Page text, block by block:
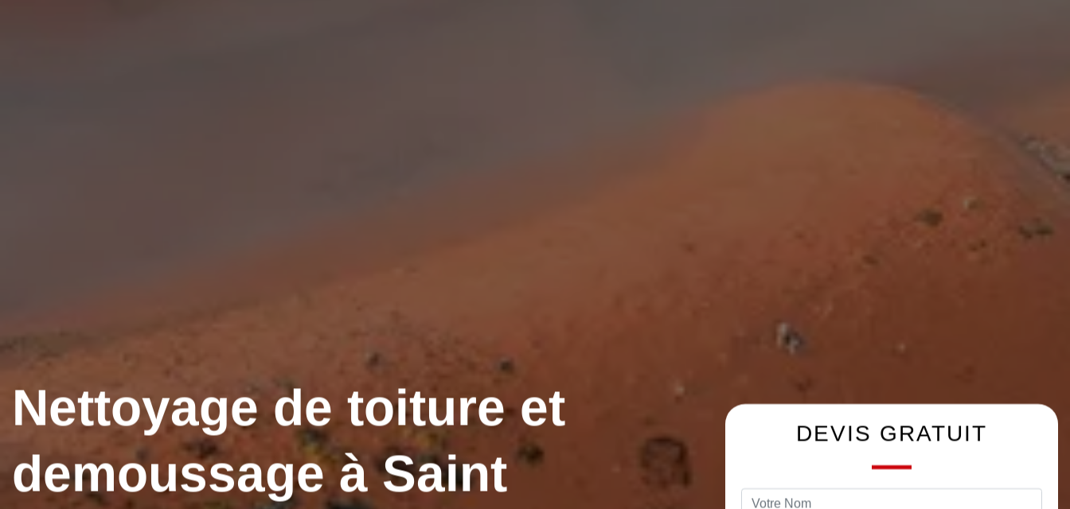
Nettoyage de toiture et
demoussage à Saint
DEVIS GRATUIT